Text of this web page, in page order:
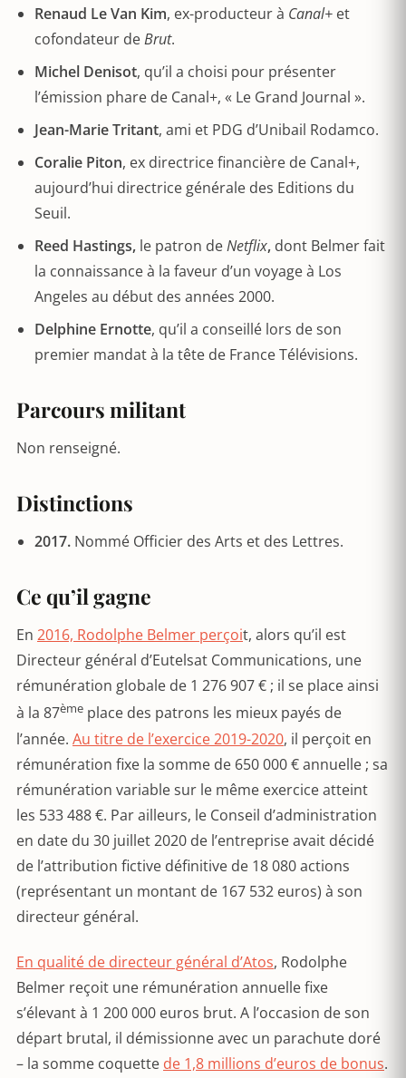
Renaud Le Van Kim, ex-producteur à Canal+ et
cofondateur deBrut.
Michel Denisot, qu’il a choisi pour présenter
l’émission phare de Canal+, « Le Grand Journal ».
Jean-Marie Tritant, ami et PDG d’Unibail Rodamco.
Coralie Piton, ex directrice financière de Canal+,
aujourd’hui directrice générale des Editions du
Seuil.
Reed Hastings, le patron deNetflix, dont Belmer fait
la connaissance à la faveur d’un voyage à Los
Angeles au début des années 2000.
Delphine Ernotte, qu’il a conseillé lors de son
premier mandat à la tête de France Télévisions.
Parcours militant
Non renseigné.
Distinctions
2017. Nommé Officier des Arts et des Lettres.
Ce qu’il gagne
En 2016, Rodolphe Belmer perçoit, alors qu’il est
Directeur général d’Eutelsat Communications, une
rémunération globale de 1 276 907 € ; il se place ainsi
à la 87ème place des patrons les mieux payés de
l’année. Au titre de l’exercice 2019-2020, il perçoit en
rémunération fixe la somme de 650 000 € annuelle ; sa
rémunération variable sur le même exercice atteint
les 533 488 €. Par ailleurs, le Conseil d’administration
en date du 30 juillet 2020 de l’entreprise avait décidé
de l’attribution fictive définitive de 18 080 actions
(représentant un montant de 167 532 euros) à son
directeur général.
En qualité de directeur général d’Atos, Rodolphe
Belmer reçoit une rémunération annuelle fixe
s’élevant à 1 200 000 euros brut. A l’occasion de son
départ brutal, il démissionne avec un parachute doré
– la somme coquette de 1,8 millions d’euros de bonus.